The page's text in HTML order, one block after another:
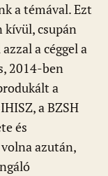
a témával. Ezt
kívül, csupán
a céggel a
2014-ben
a
a BZSH
és
azután,